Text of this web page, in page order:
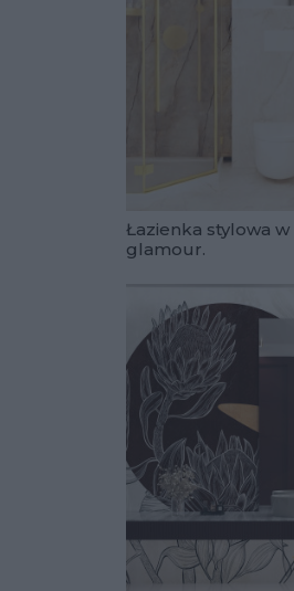
Łazienka stylowa w
glamour.